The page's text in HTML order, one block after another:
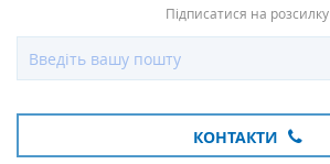
Підписатися на розсилку
КОНТАКТИ